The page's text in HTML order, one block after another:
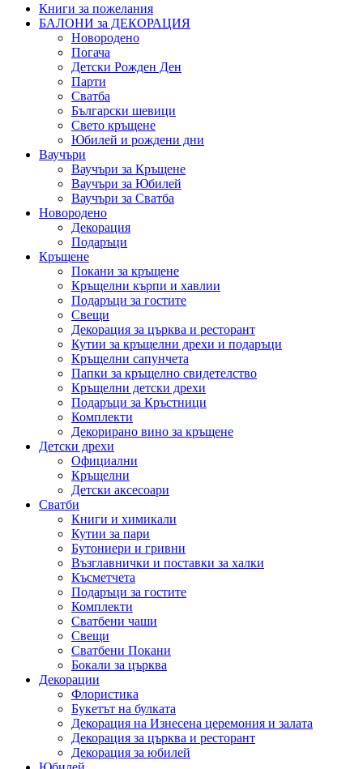
Книги за пожелания
БАЛОНИ за ДЕКОРАЦИЯ
Новородено
Погача
Детски Рожден Ден
Парти
Сватба
Български шевици
Свето кръщене
Юбилей и рождени дни
Ваучъри
Ваучъри за Кръщене
Ваучъри за Юбилей
Ваучъри за Сватба
Новородено
Декорация
Подаръци
Кръщене
Покани за кръщене
Кръщелни кърпи и хавлии
Подаръци за гостите
Свещи
Декорация за църква и ресторант
Кутии за кръщелни дрехи и подаръци
Кръщелни сапунчета
Папки за кръщелно свидетелство
Кръщелни детски дрехи
Подаръци за Кръстници
Комплекти
Декорирано вино за кръщене
Детски дрехи
Официални
Кръщелни
Детски аксесоари
Сватби
Книги и химикали
Кутии за пари
Бутониери и гривни
Възглавнички и поставки за халки
Късметчета
Подаръци за гостите
Комплекти
Сватбени чаши
Свещи
Сватбени Покани
Бокали за църква
Декорации
Флористика
Букетът на булката
Декорация на Изнесена церемония и залата
Декорация за църква и ресторант
Декорация за юбилей